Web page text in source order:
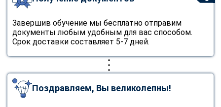
Завершив обучение мы бесплатно отправим
документы любым удобным для вас способом.
Срок доставки составляет 5-7 дней.
Поздравляем, Вы великолепны!